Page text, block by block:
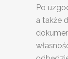
Po
a także